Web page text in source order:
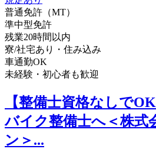
普通免許（MT）
準中型免許
残業20時間以内
寮/社宅あり・住み込み
車通勤OK
未経験・初心者も歓迎
【整備士資格なしで
バイク整備士へ＜株式
ン＞...